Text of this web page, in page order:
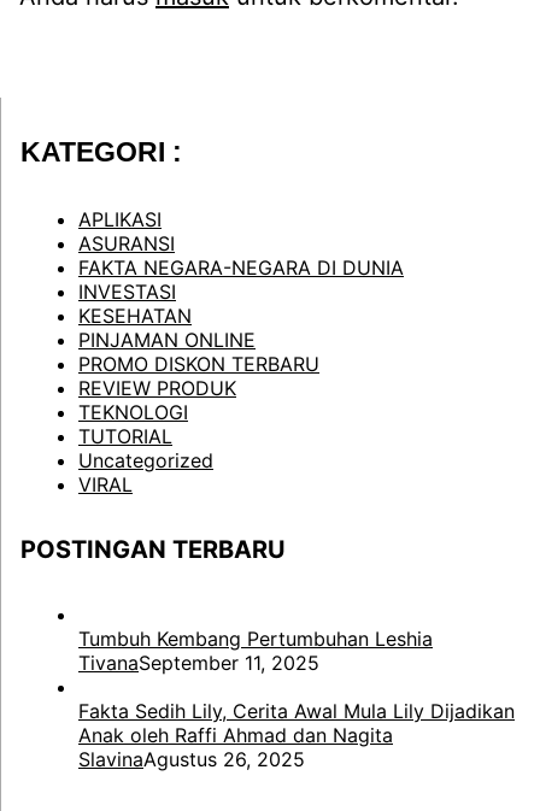
KATEGORI :
APLIKASI
ASURANSI
FAKTA NEGARA-NEGARA DI DUNIA
INVESTASI
KESEHATAN
PINJAMAN ONLINE
PROMO DISKON TERBARU
REVIEW PRODUK
TEKNOLOGI
TUTORIAL
Uncategorized
VIRAL
POSTINGAN TERBARU
Tumbuh Kembang Pertumbuhan Leshia
TivanaSeptember 11, 2025
Fakta Sedih Lily, Cerita Awal Mula Lily Dijadikan
Anak oleh Raffi Ahmad dan Nagita
SlavinaAgustus 26, 2025